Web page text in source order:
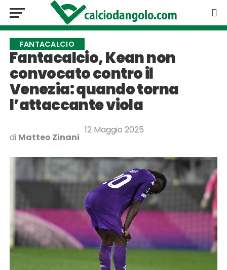
FANTACALCIO
Fantacalcio, Kean non
convocato contro il
Venezia: quando torna
l’attaccante viola
di Matteo Zinani
12 Maggio 2025